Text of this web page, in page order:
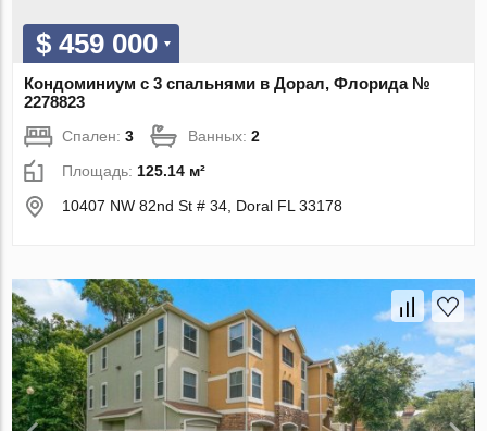
$ 459 000
Кондоминиум с 3 спальнями в Дорал, Флорида №
2278823
Спален:3 Ванных:2
Площадь: 125.14 м²
10407 NW 82nd St # 34, Doral FL 33178